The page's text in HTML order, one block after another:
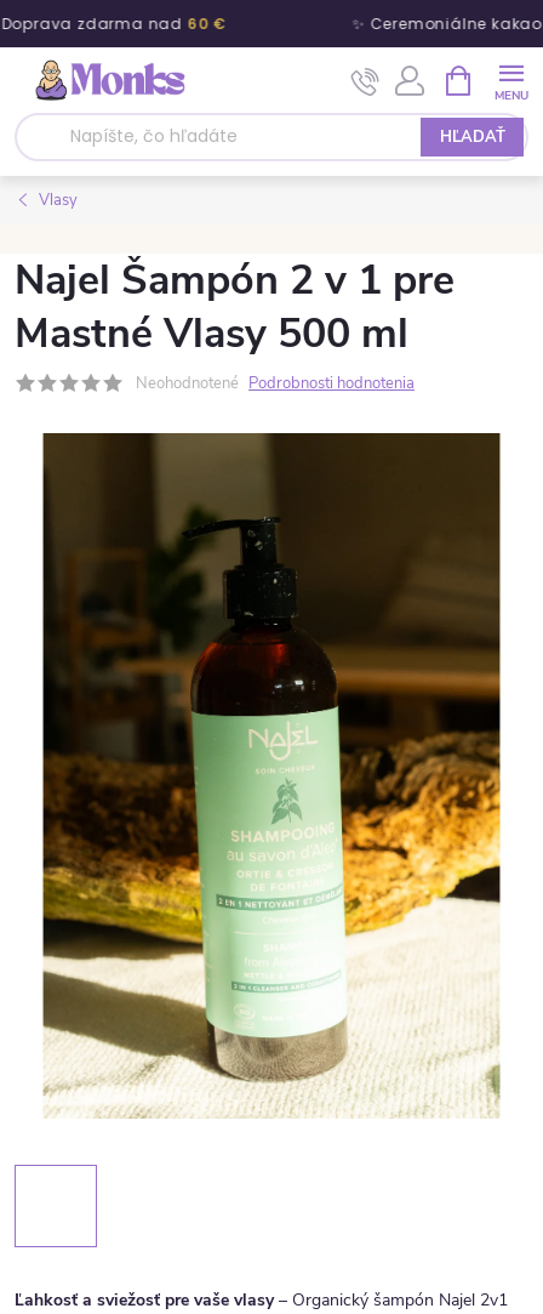
zdarma nad60 € ✨ Ceremoniálne
Prejsť na obsah
HĽADAŤ
Vlasy
Najel Šampón 2 v 1 pre
Mastné Vlasy 500 ml
Neohodnotené Podrobnosti hodnotenia
Ľahkosť a sviežosť pre vaše vlasy– Organický šampón Najel 2v1